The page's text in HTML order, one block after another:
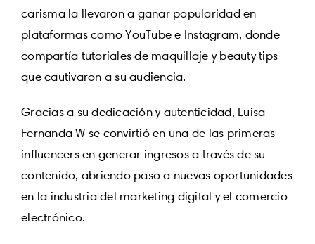
carisma la llevaron a ganar popularidad en
plataformas como YouTube e Instagram, donde
compartía tutoriales de maquillaje y beauty tips
que cautivaron a su audiencia.
Gracias a su dedicación y autenticidad, Luisa
Fernanda W se convirtió en una de las primeras
influencers en generar ingresos a través de su
contenido, abriendo paso a nuevas oportunidades
en la industria del marketing digital y el comercio
electrónico.